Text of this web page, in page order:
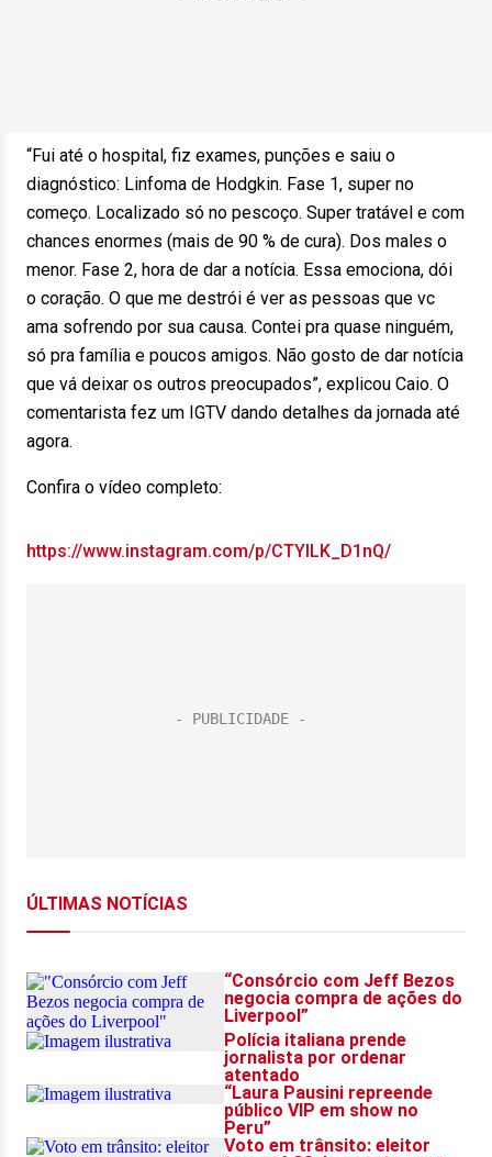
“Fui até o hospital, fiz exames, punções e saiu o
diagnóstico: Linfoma de Hodgkin. Fase 1, super no
começo. Localizado só no pescoço. Super tratável e com
chances enormes (mais de 90 % de cura). Dos males o
menor. Fase 2, hora de dar a notícia. Essa emociona, dói
o coração. O que me destrói é ver as pessoas que vc
ama sofrendo por sua causa. Contei pra quase ninguém,
só pra família e poucos amigos. Não gosto de dar notícia
que vá deixar os outros preocupados”, explicou Caio. O
comentarista fez um IGTV dando detalhes da jornada até
agora.
Confira o vídeo completo:
https://www.instagram.com/p/CTYILK_D1nQ/